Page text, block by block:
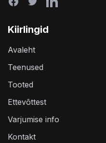
Kiirlingid
Avaleht
Teenused
Tooted
Ettevõttest
Varjumise info
Kontakt